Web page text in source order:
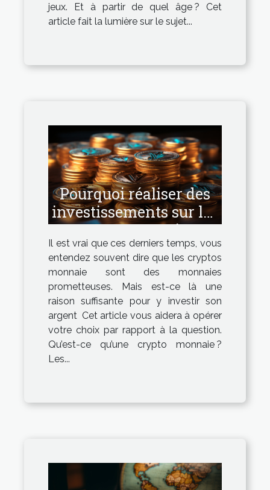
jeux. Et à partir de quel âge ? Cet
article fait la lumière sur le sujet...
Pourquoi réaliser des
investissements sur les
cryptos monnaies ?
Il est vrai que ces derniers temps, vous
entendez souvent dire que les cryptos
monnaie sont des monnaies
prometteuses. Mais est-ce là une
raison suffisante pour y investir son
argent Cet article vous aidera à opérer
votre choix par rapport à la question.
Qu’est-ce qu’une crypto monnaie ?
Les...